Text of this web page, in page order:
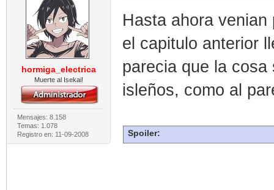
hormiga_electrica
Muerte al Isekai!
Mensajes: 8.158
Temas: 1.078
Registro en: 11-09-2008
Hasta ahora
el capitulo anterior
parecia que la
isleños, como al
Spoiler: